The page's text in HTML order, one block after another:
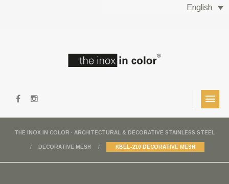
English
THE INOX IN COLOR · ARCHITECTURAL & DECORATIVE STAINLESS STEEL
DECORATIVE MESH KBEL-210 DECORATIVE MESH